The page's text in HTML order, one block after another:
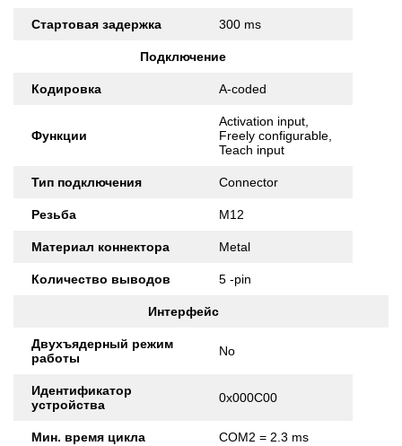
Стартовая задержка 300 ms
Подключение
Кодировка A-coded
Функции
Activation input,
Freely configurable,
Teach input
Тип подключения Connector
Резьба M12
Материал коннектора Metal
Количество выводов 5 -pin
Интерфейс
Двухъядерный режим
работы
No
Идентификатор
устройства
0x000C00
Мин. время цикла COM2 = 2.3 ms